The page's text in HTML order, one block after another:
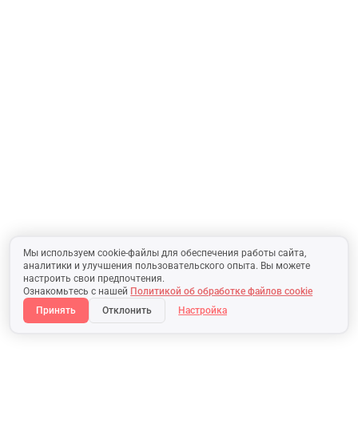
Мы используем cookie-файлы для обеспечения работы сайта,
аналитики и улучшения пользовательского опыта. Вы можете
настроить свои предпочтения.
Ознакомьтесь с нашей Политикой об обработке файлов cookie
Принять
Отклонить Настройка